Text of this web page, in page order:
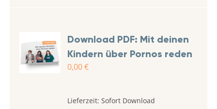
Download PDF: Mit deinen
Kindern über Pornos reden
0,00€
Lieferzeit:Sofort Download